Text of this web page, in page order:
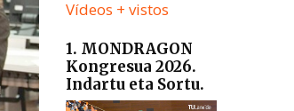
Vídeos + vistos
1. MONDRAGON
Kongresua 2026.
Indartu eta Sortu.